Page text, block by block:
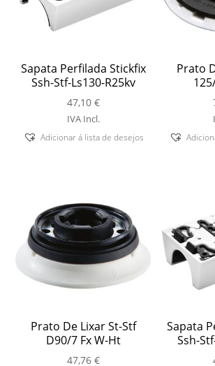
Sapata Perfilada Stickfix
Ssh-Stf-Ls130-R25kv
47,10 €
IVA Incl.
Adicionar á lista de desejos
Prato
Prato De Lixar St-Stf
D90/7 Fx W-Ht
47,76 €
Sapata
Ssh-